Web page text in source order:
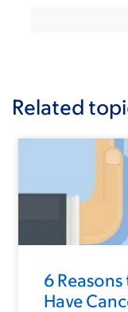
Related
6
Have